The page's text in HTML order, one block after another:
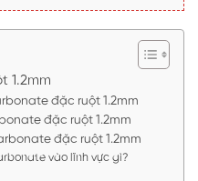
1.2mm
đặc ruột 1.2mm
đặc ruột 1.2mm
đặc ruột 1.2mm
vào lĩnh vực gì?